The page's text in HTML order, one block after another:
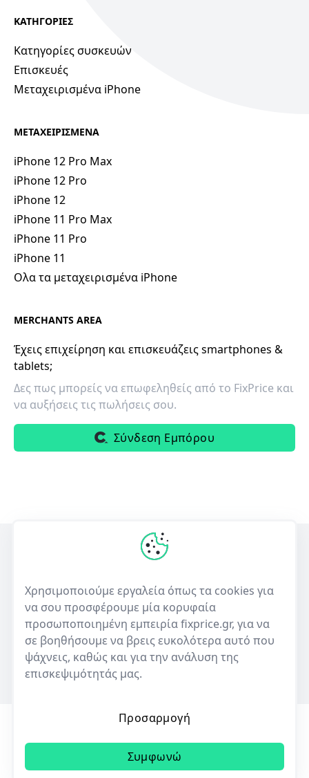
ΚΑΤΗΓΟΡΙΕΣ
Κατηγορίες συσκευών
Επισκευές
Μεταχειρισμένα iPhone
ΜΕΤΑΧΕΙΡΙΣΜΕΝΑ
iPhone 12 Pro Max
iPhone 12 Pro
iPhone 12
iPhone 11 Pro Max
iPhone 11 Pro
iPhone 11
Ολα τα μεταχειρισμένα iPhone
MERCHANTS AREA
Έχεις επιχείρηση και επισκευάζεις smartphones &
tablets;
Δες πως μπορείς να επωφεληθείς από το FixPrice και
να αυξήσεις τις πωλήσεις σου.
Σύνδεση Εμπόρου
ηλεκτρονικών συσκευών και πώλησης μεταχειρισμένων.
50+
Καταστήματα
10,000+
Καταχωρίσεις επισκευών
© 2023 | All rights reserved
Χρησιμοποιούμε εργαλεία όπως τα cookies για
να σου προσφέρουμε μία κορυφαία
προσωποποιημένη εμπειρία fixprice.gr, για να
σε βοηθήσουμε να βρεις ευκολότερα αυτό που
ψάχνεις, καθώς και για την ανάλυση της
επισκεψιμότητάς μας.
Προσαρμογή
Συμφωνώ